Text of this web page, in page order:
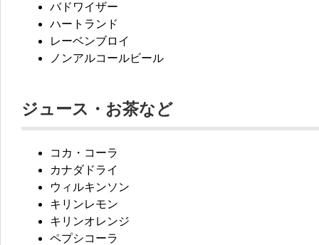
バドワイザー
ハートランド
レーベンブロイ
ノンアルコールビール
ジュース・お茶など
コカ・コーラ
カナダドライ
ウィルキンソン
キリンレモン
キリンオレンジ
ペプシコーラ